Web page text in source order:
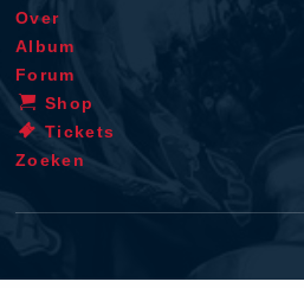
Over
Album
Forum
Shop
Tickets
Zoeken